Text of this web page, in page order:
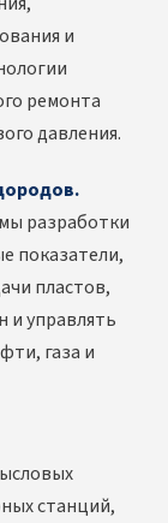
и
ремонта
давления.
разработки
показатели,
пластов,
управлять
газа и
станций,